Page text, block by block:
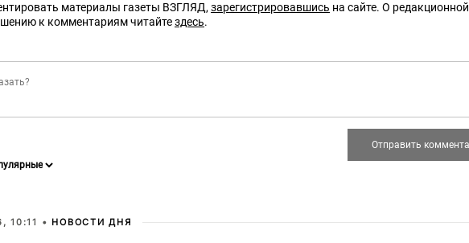
материалы газеты ВЗГЛЯД, зарегистрировавшись на сайте. О редакционной
к комментариям читайтездесь.
10:11 • НОВОСТИ ДНЯ